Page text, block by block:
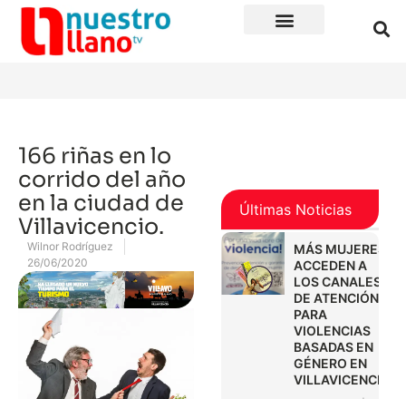
166 riñas en lo
corrido del año
en la ciudad de
Villavicencio.
Wilnor Rodríguez
26/06/2020
Últimas Noticias
MÁS MUJERES
ACCEDEN A
LOS CANALES
DE ATENCIÓN
PARA
VIOLENCIAS
BASADAS EN
GÉNERO EN
VILLAVICENCIO